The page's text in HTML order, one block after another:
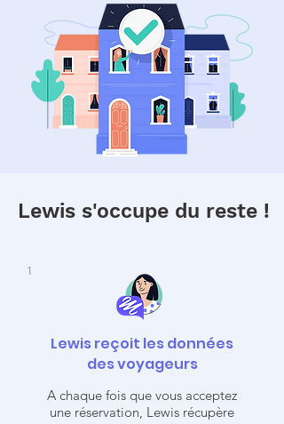
Lewis s'occupe du reste !
1
Lewis reçoit les données
des voyageurs
A chaque fois que vous acceptez
une réservation, Lewis récupère